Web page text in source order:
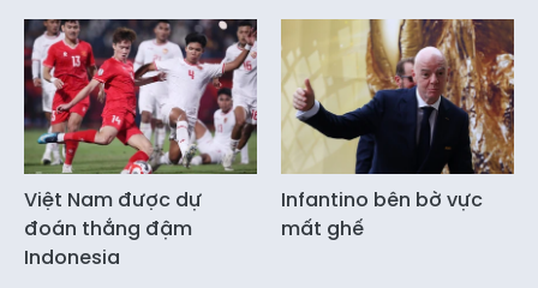
Việt Nam được dự
đoán thắng đậm
Indonesia
Infantino bên bờ vực
mất ghế